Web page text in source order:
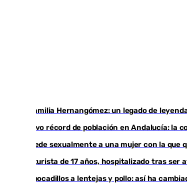
La familia Hernangómez: un legado de
Nuevo récord de población en Andalucía:
Agrede sexualmente a una mujer con la
Un turista de 17 años, hospitalizado tras ser
De bocadillos a lentejas y pollo: así ha